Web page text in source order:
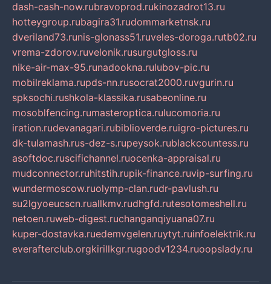
dash-cash-now.rubravoprod.rukinozadrot13.ru
hotteygroup.rubagira31.rudommarketnsk.ru
dveriland73.runis-glonass51.ruveles-doroga.rutb02.ru
vrema-zdorov.ruvelonik.rusurgutgloss.ru
nike-air-max-95.runadookna.rulubov-pic.ru
mobilreklama.rupds-nn.rusocrat2000.ruvgurin.ru
spksochi.rushkola-klassika.rusabeonline.ru
mosoblfencing.rumasteroptica.rulucomoria.ru
iration.rudevanagari.rubiblioverde.ruigro-pictures.ru
dk-tulamash.rus-dez-s.rupeysok.rublackcountess.ru
asoftdoc.ruscifichannel.ruocenka-appraisal.ru
mudconnector.ruhitstih.rupik-finance.ruvip-surfing.ru
wundermoscow.ruolymp-clan.rudr-pavlush.ru
su2lgyoeucscn.ruallkmv.rudhgfd.rutesotomeshell.ru
netoen.ruweb-digest.ruchanganqiyuana07.ru
kuper-dostavka.ruedemvgelen.ruytyt.ruinfoelektrik.ru
everafterclub.orgkirillkgr.rugoodv1234.ruoopslady.ru